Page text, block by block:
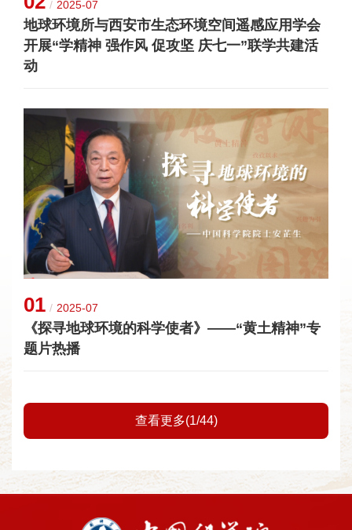
/ 2025-07
地球环境所与西安市生态环境空间遥感应用学会
开展“学精神 强作风 促攻坚 庆七一”联学共建活
动
01 / 2025-07
《探寻地球环境的科学使者》——“黄土精神”专
题片热播
查看更多(1/44)